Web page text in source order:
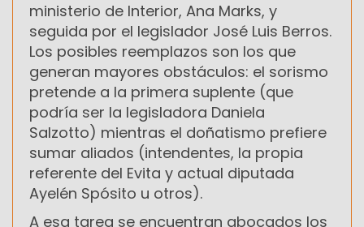
ministerio de Interior, Ana Marks, y
seguida por el legislador José Luis Berros.
Los posibles reemplazos son los que
generan mayores obstáculos: el sorismo
pretende a la primera suplente (que
podría ser la legisladora Daniela
Salzotto) mientras el doñatismo prefiere
sumar aliados (intendentes, la propia
referente del Evita y actual diputada
Ayelén Spósito u otros).
A esa tarea se encuentran abocados los